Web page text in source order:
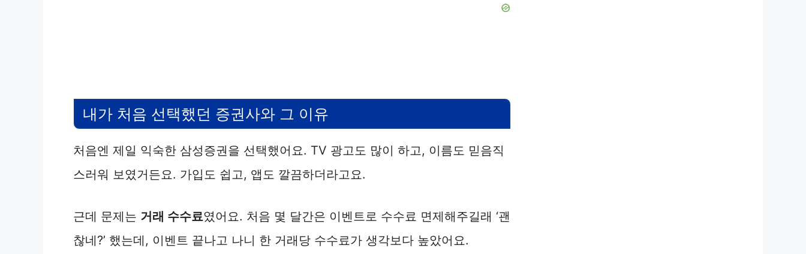
내가 처음 선택했던 증권사와 그 이유
처음엔 제일 익숙한 삼성증권을 선택했어요. TV 광고도 많이 하고, 이름도 믿음직
스러워 보였거든요. 가입도 쉽고, 앱도 깔끔하더라고요.
근데 문제는 거래 수수료였어요. 처음 몇 달간은 이벤트로 수수료 면제해주길래 ‘괜
찮네?’ 했는데, 이벤트 끝나고 나니 한 거래당 수수료가 생각보다 높았어요.